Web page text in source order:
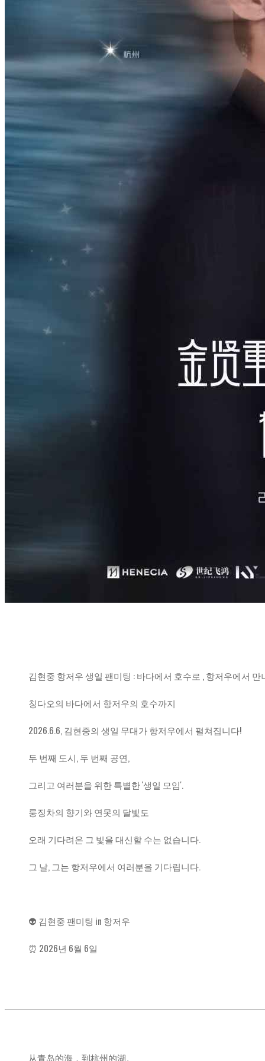
김현중 항저우 생일 팬미팅 : 바다에서 호수로 , 항저우에서 만
칭다오의 바다에서 항저우의 호수까지
2026.6.6, 김현중의 생일 무대가 항저우에서 펼쳐집니다!
두 번째 도시, 두 번째 공연,
그리고 여러분을 위한 특별한 '생일 모임'.
룽징차의 향기와 연못의 달빛도
오래 기다려온 그 빛을 대신할 수는 없습니다.
그 날, 그는 항저우에서 여러분을 기다립니다.
👽 김현중 팬미팅 in 항저우
⏰ 2026년 6월 6일
从青岛的海，到杭州的湖。